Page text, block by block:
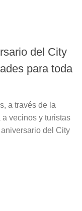
del City
para toda
a través de la
vecinos y turistas
del City